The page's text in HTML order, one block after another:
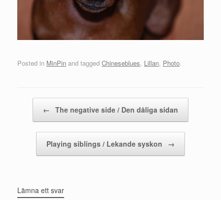
Posted in MinPin and tagged Chineseblues, Lillan, Photo.
← The negative side / Den dåliga sidan
Playing siblings / Lekande syskon →
Lämna ett svar